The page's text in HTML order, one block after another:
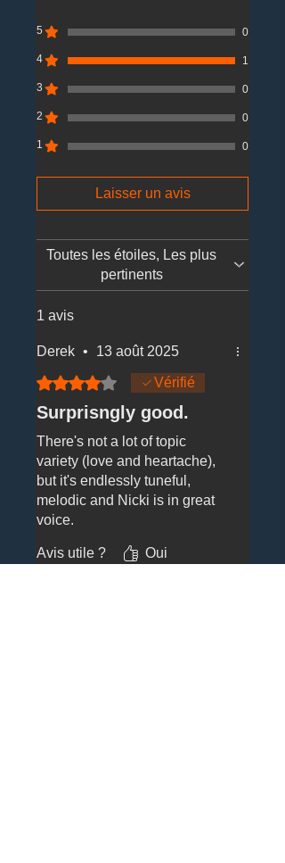
5 0
4 1
3 0
2 0
1 0
Laisser un avis
Toutes les étoiles, Les plus
pertinents
1 avis
Derek •
13 août 2025
Noté 4 sur 5.
Vérifié
Surprisngly good.
There's not a lot of topic
variety (love and heartache),
but it's endlessly tuneful,
melodic and Nicki is in great
voice.
A very easy album to listen to.
Avis utile ? Oui